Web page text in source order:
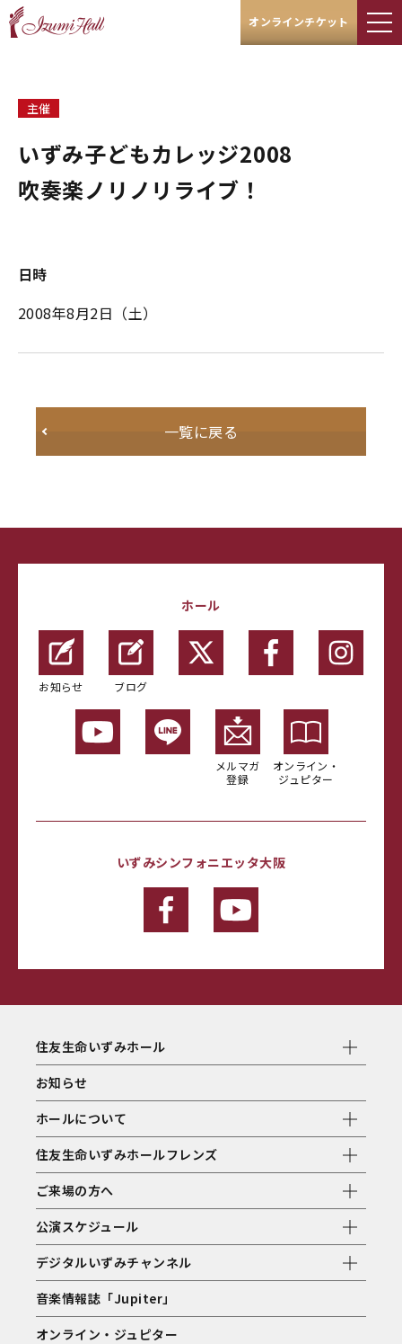
オンラインチケット
主催
いずみ子どもカレッジ2008
吹奏楽ノリノリライブ！
日時
2008年8月2日（土）
一覧に戻る
ホール
お知らせ ブログ
メルマガ
登録
オンライン・
ジュピター
いずみシンフォニエッタ大阪
住友生命いずみホール
お知らせ
ホールについて
住友生命いずみホールフレンズ
ご来場の方へ
公演スケジュール
デジタルいずみチャンネル
音楽情報誌「Jupiter」
オンライン・ジュピター